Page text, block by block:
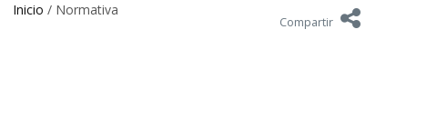
Inicio / Normativa
Compartir